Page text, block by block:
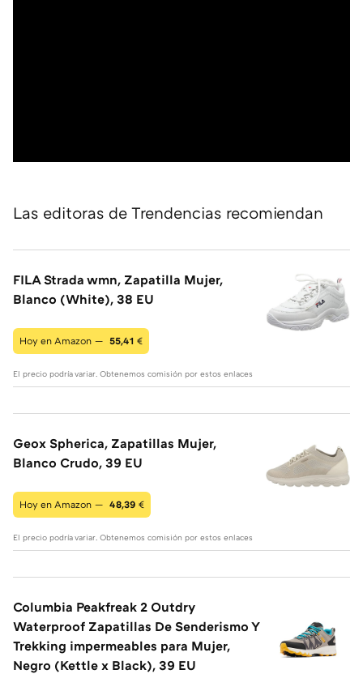
Las editoras de Trendencias recomiendan
FILA Strada wmn, Zapatilla Mujer,
Blanco (White), 38 EU
Hoy en Amazon — 55,41 €
El precio podría variar. Obtenemos comisión por estos enlaces
Geox Spherica, Zapatillas Mujer,
Blanco Crudo, 39 EU
Hoy en Amazon — 48,39 €
El precio podría variar. Obtenemos comisión por estos enlaces
Columbia Peakfreak 2 Outdry
Waterproof Zapatillas De Senderismo Y
Trekking impermeables para Mujer,
Negro (Kettle x Black), 39 EU